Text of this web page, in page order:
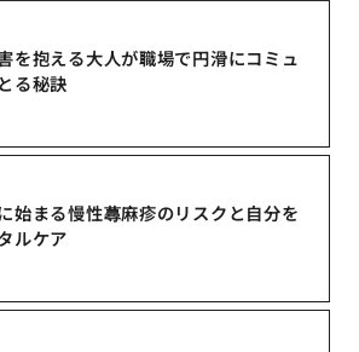
を抱える大人が職場で円滑にコミュ
る秘訣
始まる慢性蕁麻疹のリスクと自分を
ルケア